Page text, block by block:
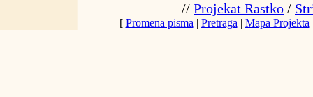
// Projekat Rastko /
[ Promena pisma| Pretraga| Mapa Projekta